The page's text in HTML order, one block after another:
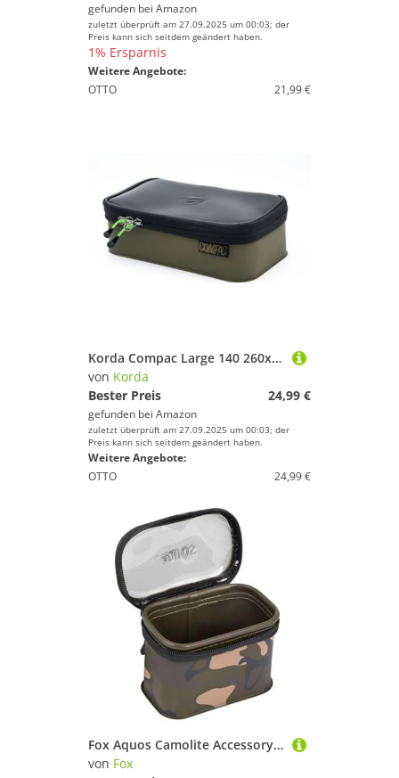
gefunden bei Amazon
zuletzt überprüft am 27.09.2025 um 00:03; der
Preis kann sich seitdem geändert haben.
1% Ersparnis
Weitere Angebote:
OTTO
21,99 €
Korda Compac Large 140 260x140x70mm - Angeltasche, Zubehörtasche, Tasche für Angelzubehör
von Korda
Bester Preis
24,99 €
gefunden bei Amazon
zuletzt überprüft am 27.09.2025 um 00:03; der
Preis kann sich seitdem geändert haben.
Weitere Angebote:
OTTO
24,99 €
Fox Aquos Camolite Accessory Bag Small 14,5x9x7cm - Angeltasche für Karpfenzubehör, Zubehörtasche für Kleinteile, Kleinteiletasche zum Karpfenangeln
von Fox